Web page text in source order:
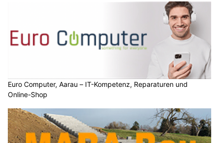
Euro Computer, Aarau – IT-Kompetenz, Reparaturen und
Online-Shop